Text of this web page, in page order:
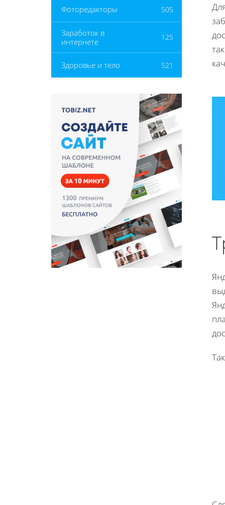
Фоторедакторы 505
Заработок в
интернете
125
Здоровье и тело 521